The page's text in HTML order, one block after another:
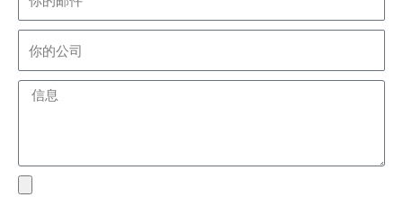
Message
file